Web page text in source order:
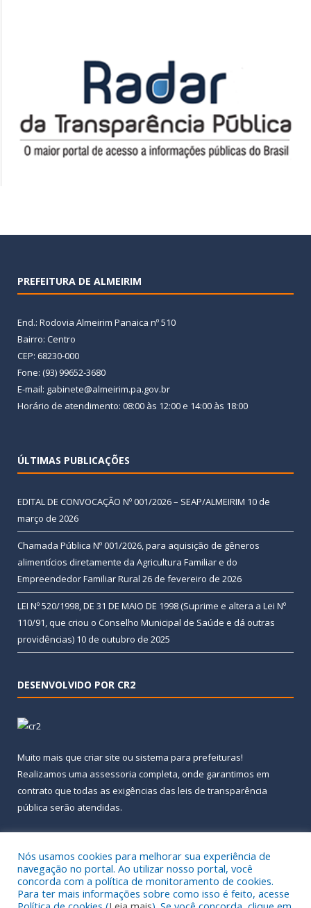
PREFEITURA DE ALMEIRIM
End.: Rodovia Almeirim Panaica nº 510
Bairro: Centro
CEP: 68230-000
Fone: (93) 99652-3680
E-mail: gabinete@almeirim.pa.gov.br
Horário de atendimento: 08:00 às 12:00 e 14:00 às 18:00
ÚLTIMAS PUBLICAÇÕES
EDITAL DE CONVOCAÇÃO Nº 001/2026 – SEAP/ALMEIRIM 10 de
março de 2026
Chamada Pública Nº 001/2026, para aquisição de gêneros
alimentícios diretamente da Agricultura Familiar e do
Empreendedor Familiar Rural 26 de fevereiro de 2026
LEI Nº 520/1998, DE 31 DE MAIO DE 1998 (Suprime e altera a Lei Nº
110/91, que criou o Conselho Municipal de Saúde e dá outras
providências) 10 de outubro de 2025
DESENVOLVIDO POR CR2
Muito mais que criar site ou sistema para prefeituras!
Realizamos uma assessoria completa, onde garantimos em
contrato que todas as exigências das leis de transparência
pública serão atendidas.
Nós usamos cookies para melhorar sua experiência de
navegação no portal. Ao utilizar nosso portal, você
concorda com a política de monitoramento de cookies.
Para ter mais informações sobre como isso é feito, acesse